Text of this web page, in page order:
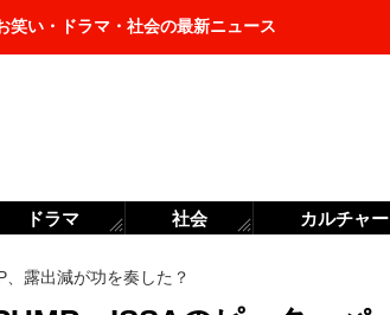
笑い・ドラマ・社会の最新ニュース
、露出減が功を奏した？
ドラマ 社会 カルチャー